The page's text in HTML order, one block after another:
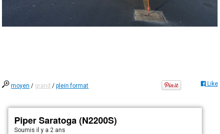
moyen / grand /plein format Like
Piper Saratoga (N2200S)
Soumisil y a 2 ans